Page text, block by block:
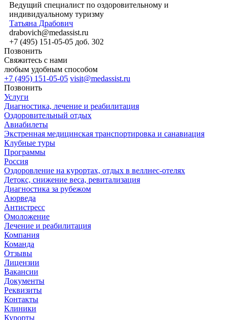
Ведущий специалист по оздоровительному и
индивидуальному туризму
Татьяна Драбович
drabovich@medassist.ru
+7 (495) 151-05-05 доб. 302
Позвонить
Свяжитесь с нами
любым удобным способом
+7 (495) 151-05-05 visit@medassist.ru
Позвонить
Услуги
Диагностика, лечение и реабилитация
Оздоровительный отдых
Авиабилеты
Экстренная медицинская транспортировка и санавиация
Клубные туры
Программы
Россия
Оздоровление на курортах, отдых в веллнес-отелях
Детокс, снижение веса, ревитализация
Диагностика за рубежом
Аюрведа
Антистресс
Омоложение
Лечение и реабилитация
Компания
Команда
Отзывы
Лицензии
Вакансии
Документы
Реквизиты
Контакты
Клиники
Курорты